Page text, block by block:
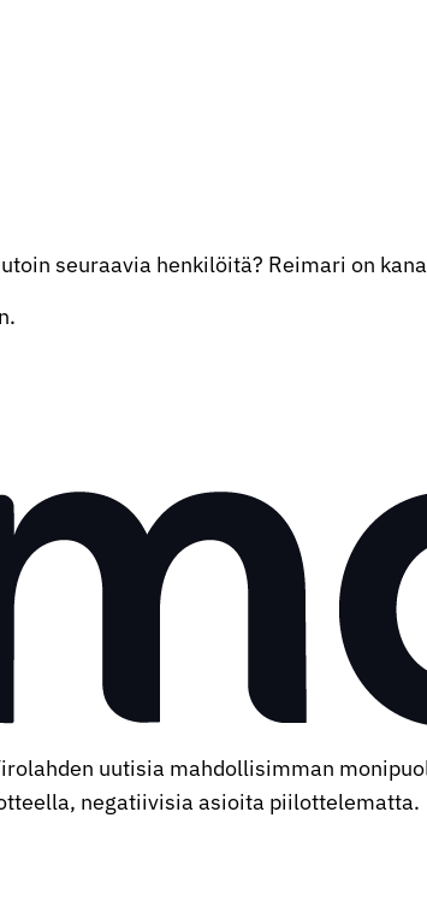
seuraavia henkilöitä? Reimari on
uutisia mahdollisimman
negatiivisia asioita piilottelematta.